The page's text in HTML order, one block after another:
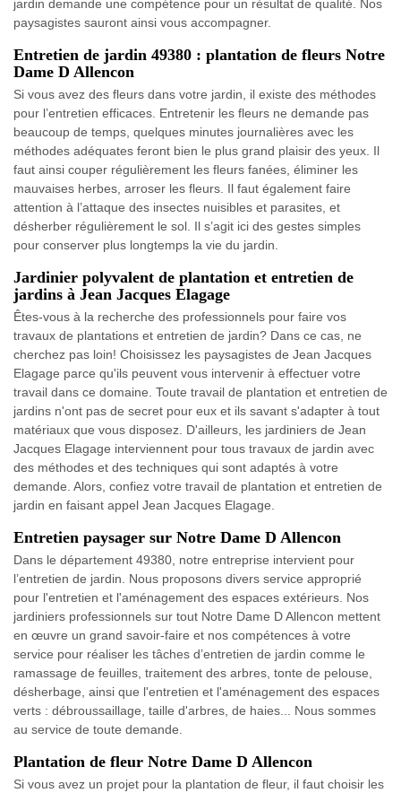
jardin demande une compétence pour un résultat de qualité. Nos
paysagistes sauront ainsi vous accompagner.
Entretien de jardin 49380 : plantation de fleurs Notre
Dame D Allencon
Si vous avez des fleurs dans votre jardin, il existe des méthodes
pour l’entretien efficaces. Entretenir les fleurs ne demande pas
beaucoup de temps, quelques minutes journalières avec les
méthodes adéquates feront bien le plus grand plaisir des yeux. Il
faut ainsi couper régulièrement les fleurs fanées, éliminer les
mauvaises herbes, arroser les fleurs. Il faut également faire
attention à l’attaque des insectes nuisibles et parasites, et
désherber régulièrement le sol. Il s’agit ici des gestes simples
pour conserver plus longtemps la vie du jardin.
Jardinier polyvalent de plantation et entretien de
jardins à Jean Jacques Elagage
Êtes-vous à la recherche des professionnels pour faire vos
travaux de plantations et entretien de jardin? Dans ce cas, ne
cherchez pas loin! Choisissez les paysagistes de Jean Jacques
Elagage parce qu'ils peuvent vous intervenir à effectuer votre
travail dans ce domaine. Toute travail de plantation et entretien de
jardins n'ont pas de secret pour eux et ils savant s'adapter à tout
matériaux que vous disposez. D'ailleurs, les jardiniers de Jean
Jacques Elagage interviennent pour tous travaux de jardin avec
des méthodes et des techniques qui sont adaptés à votre
demande. Alors, confiez votre travail de plantation et entretien de
jardin en faisant appel Jean Jacques Elagage.
Entretien paysager sur Notre Dame D Allencon
Dans le département 49380, notre entreprise intervient pour
l’entretien de jardin. Nous proposons divers service approprié
pour l'entretien et l'aménagement des espaces extérieurs. Nos
jardiniers professionnels sur tout Notre Dame D Allencon mettent
en œuvre un grand savoir-faire et nos compétences à votre
service pour réaliser les tâches d’entretien de jardin comme le
ramassage de feuilles, traitement des arbres, tonte de pelouse,
désherbage, ainsi que l'entretien et l'aménagement des espaces
verts : débroussaillage, taille d'arbres, de haies... Nous sommes
au service de toute demande.
Plantation de fleur Notre Dame D Allencon
Si vous avez un projet pour la plantation de fleur, il faut choisir les